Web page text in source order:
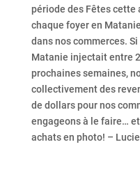
période des Fêtes cette
chaque foyer en
dans nos commerces.
Matanie injectait entre
prochaines semaines,
collectivement des
de dollars pour nos
engageons à le faire…
achats en photo! –